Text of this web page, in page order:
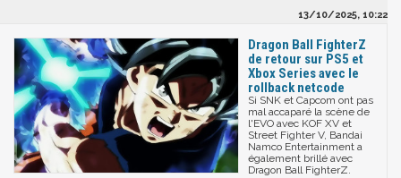
13/10/2025, 10:22
Dragon Ball FighterZ
de retour sur PS5 et
Xbox Series avec le
rollback netcode
Si SNK et Capcom ont pas
mal accaparé la scène de
l'EVO avec KOF XV et
Street Fighter V, Bandai
Namco Entertainment a
également brillé avec
Dragon Ball FighterZ.